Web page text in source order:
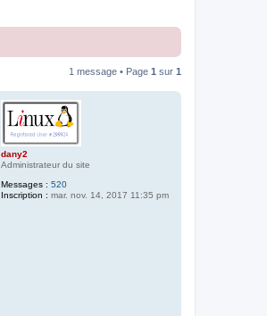
1 message • Page 1 sur 1
dany2
Administrateur du site
Messages : 520
Inscription : mar. nov. 14, 2017 11:35 pm